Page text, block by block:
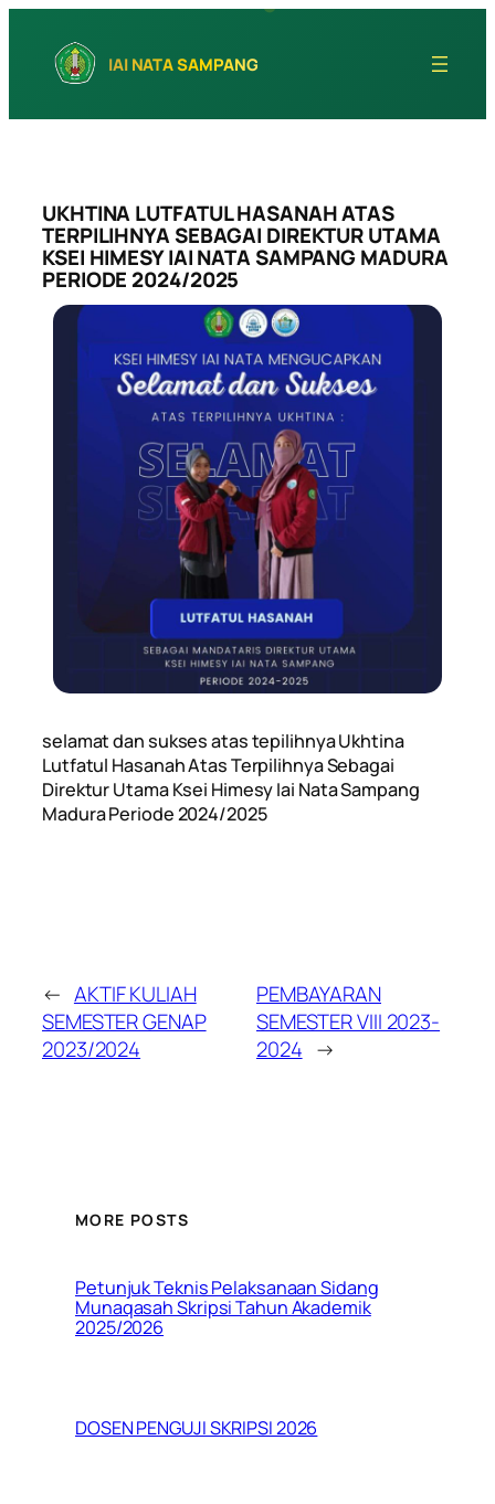
content
IAI NATA SAMPANG
UKHTINA LUTFATUL HASANAH ATAS
TERPILIHNYA SEBAGAI DIREKTUR UTAMA
KSEI HIMESY IAI NATA SAMPANG MADURA
PERIODE 2024/2025
selamat dan sukses atas tepilihnya Ukhtina
Lutfatul Hasanah Atas Terpilihnya Sebagai
Direktur Utama Ksei Himesy Iai Nata Sampang
Madura Periode 2024/2025
← AKTIF KULIAH
SEMESTER GENAP
2023/2024
PEMBAYARAN
SEMESTER VIII 2023-
2024 →
MORE POSTS
Petunjuk Teknis Pelaksanaan Sidang
Munaqasah Skripsi Tahun Akademik
2025/2026
DOSEN PENGUJI SKRIPSI 2026